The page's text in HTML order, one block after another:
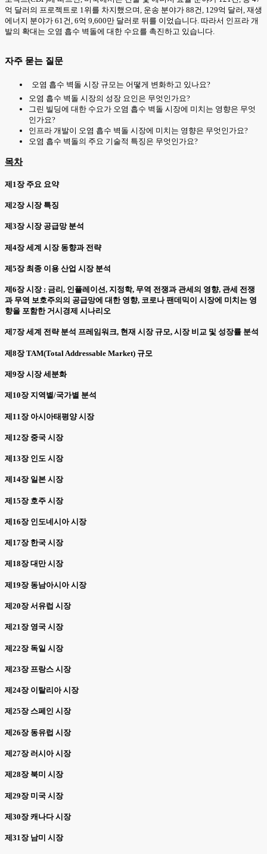
억 달러의 프로젝트로 1위를 차지했으며, 운송 분야가 88건, 129억 달러, 재생
에너지 분야가 61건, 6억 9,600만 달러로 뒤를 이었습니다. 따라서 인프라 개
발의 확대는 오염 흡수 벽돌에 대한 수요를 촉진하고 있습니다.
자주 묻는 질문
오염 흡수 벽돌 시장 규모는 어떻게 변화하고 있나요?
오염 흡수 벽돌 시장의 성장 요인은 무엇인가요?
그린 빌딩에 대한 수요가 오염 흡수 벽돌 시장에 미치는 영향은 무엇
인가요?
인프라 개발이 오염 흡수 벽돌 시장에 미치는 영향은 무엇인가요?
오염 흡수 벽돌의 주요 기술적 특징은 무엇인가요?
목차
제1장 주요 요약
제2장 시장 특징
제3장 시장 공급망 분석
제4장 세계 시장 동향과 전략
제5장 최종 이용 산업 시장 분석
제6장 시장 : 금리, 인플레이션, 지정학, 무역 전쟁과 관세의 영향, 관세 전쟁
과 무역 보호주의의 공급망에 대한 영향, 코로나 팬데믹이 시장에 미치는 영
향을 포함한 거시경제 시나리오
제7장 세계 전략 분석 프레임워크, 현재 시장 규모, 시장 비교 및 성장률 분석
제8장 TAM(Total Addressable Market) 규모
제9장 시장 세분화
제10장 지역별/국가별 분석
제11장 아시아태평양 시장
제12장 중국 시장
제13장 인도 시장
제14장 일본 시장
제15장 호주 시장
제16장 인도네시아 시장
제17장 한국 시장
제18장 대만 시장
제19장 동남아시아 시장
제20장 서유럽 시장
제21장 영국 시장
제22장 독일 시장
제23장 프랑스 시장
제24장 이탈리아 시장
제25장 스페인 시장
제26장 동유럽 시장
제27장 러시아 시장
제28장 북미 시장
제29장 미국 시장
제30장 캐나다 시장
제31장 남미 시장